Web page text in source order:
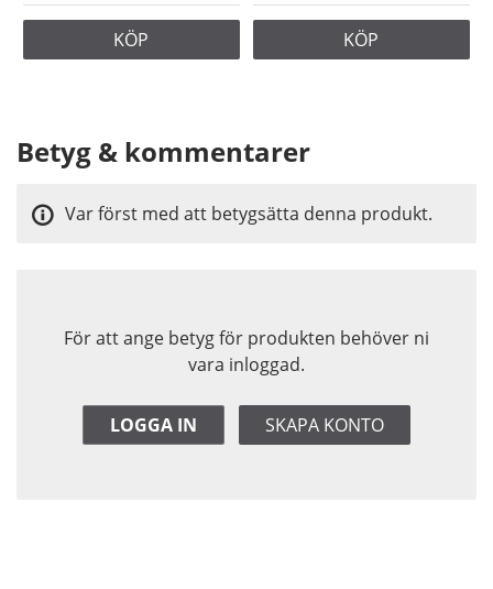
KÖP KÖP
Betyg & kommentarer
För att ange betyg för produkten behöver ni
vara inloggad.
LOGGA IN SKAPA KONTO
Var först med att betygsätta denna produkt.